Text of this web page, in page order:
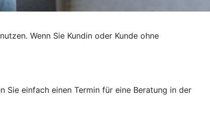
Wenn Sie Kundin oder Kunde ohne
Sie einfach einen Termin für eine Beratung in der